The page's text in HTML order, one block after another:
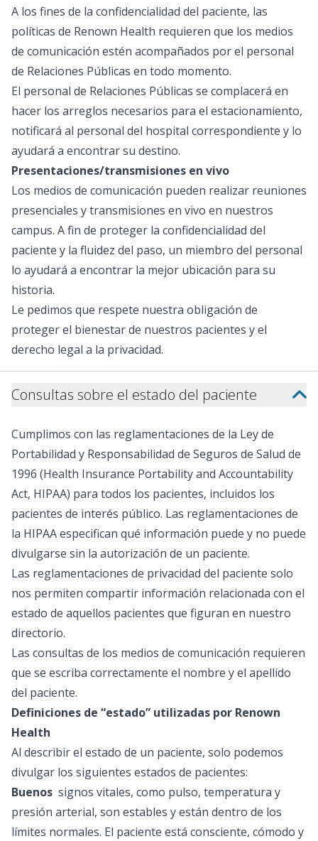
Medicina de la Universidad de
de atención que brindamos
más difíciles de un niño solo
nuestra comunidad aparece.
evidente con Campagni Auto
paso adelante para defender
recaudación de fondos que
nuestros pacientes durante
recaudación de fondos es la
contribución paralela dólar por
Auto Group que beneficia a
Hospital. Todos los fondos
de esta campaña respaldarán
necesidades del hospital.
Hospital significa todo para mi
sobrino batió a la leucemia
“libre de cáncer”, y como
es solo una instalación, es un
milagros, donde las familias
donde los niños tienen una
170 principales hospitales
donaciones al Renown
ampliar la atención pediátrica,
puedan recibir atención
soporte también hace posibles
Infantil y las pequeñas
los niños momentos de
estadías en el hospital
que salva vidas. Su generoso
muy necesarios para ayudar a
más jóvenes a hacer frente a
estresantes asociados con la
enfermedad. Para apoyar a
Hospital, visite renown.org/
de CMN.
A los fines de la confidencialidad del paciente, las
políticas de Renown Health requieren que los medios
de comunicación estén acompañados por el personal
de Relaciones Públicas en todo momento.
El personal de Relaciones Públicas se complacerá en
hacer los arreglos necesarios para el estacionamiento,
notificará al personal del hospital correspondiente y lo
ayudará a encontrar su destino.
Presentaciones/transmisiones en vivo
Los medios de comunicación pueden realizar reuniones
presenciales y transmisiones en vivo en nuestros
campus. A fin de proteger la confidencialidad del
paciente y la fluidez del paso, un miembro del personal
lo ayudará a encontrar la mejor ubicación para su
historia.
Le pedimos que respete nuestra obligación de
proteger el bienestar de nuestros pacientes y el
derecho legal a la privacidad.
Consultas sobre el estado del paciente
Cumplimos con las reglamentaciones de la Ley de
Portabilidad y Responsabilidad de Seguros de Salud de
1996 (Health Insurance Portability and Accountability
Act, HIPAA) para todos los pacientes, incluidos los
pacientes de interés público. Las reglamentaciones de
la HIPAA especifican qué información puede y no puede
divulgarse sin la autorización de un paciente.
Las reglamentaciones de privacidad del paciente solo
nos permiten compartir información relacionada con el
estado de aquellos pacientes que figuran en nuestro
directorio.
Las consultas de los medios de comunicación requieren
que se escriba correctamente el nombre y el apellido
del paciente.
Definiciones de “estado” utilizadas por Renown
Health
Al describir el estado de un paciente, solo podemos
divulgar los siguientes estados de pacientes:
Buenos signos vitales, como pulso, temperatura y
presión arterial, son estables y están dentro de los
límites normales. El paciente está consciente, cómodo y